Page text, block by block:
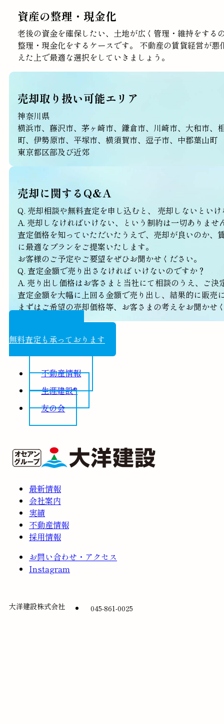
資産の整理・現金化
老後の資金を確保したい、土地が広く管理・維持をす
整理・現金化をするケースです。 不動産の賃貸経営が
えた上で最適な選択をしていきましょう。
売却取り扱い可能エリア
神奈川県
横浜市、藤沢市、茅ヶ崎市、鎌倉市、川崎市、大和市
町、伊勢原市、平塚市、横須賀市、逗子市、中郡葉山町
東京都区部及び近郊
売却に関するQ&A
Q. 売却相談や無料査定を申し込むと、 売却しないとい
A. 売却しなければいけない、という制約は一切ありませ
査定価格を知っていただいたうえで、売却が良いのか、
に最適なプランをご提案いたします。
お客様のご予定やご要望をぜひお聞かせください。
Q. 査定金額で売り出さなければ いけないのですか？
A. 売り出し価格はお客さまと当社にて相談のうえ、ご決
査定金額を大幅に上回る金額で売り出し、結果的に販売
まずはご希望の売却価格等、お客さまの考えをお聞かせ
無料査定も承っております
不動産情報
生涯建設®
友の会
最新情報
会社案内
実績
不動産情報
採用情報
お問い合わせ・アクセス
Instagram
大洋建設株式会社 045-861-0025